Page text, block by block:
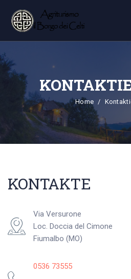
Home
KONTAKTE
Via Versurone
Loc. Doccia del Cimone
Fiumalbo (MO)
0536 73555